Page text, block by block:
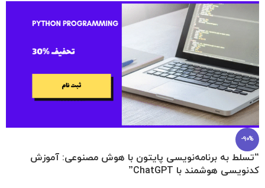
-90%
“تسلط به برنامه‌نویسی پایتون با هوش مصنوعی: آموزش
کدنویسی هوشمند با ChatGPT”